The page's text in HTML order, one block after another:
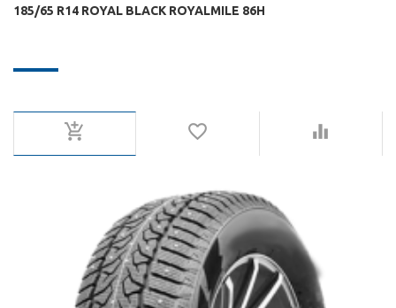
185/65 R14 ROYAL BLACK ROYALMILE 86H